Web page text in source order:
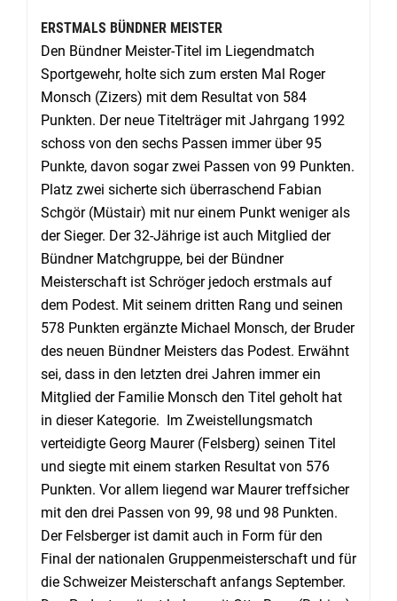
ERSTMALS BÜNDNER MEISTER
Den Bündner Meister-Titel im Liegendmatch
Sportgewehr, holte sich zum ersten Mal Roger
Monsch (Zizers) mit dem Resultat von 584
Punkten. Der neue Titelträger mit Jahrgang 1992
schoss von den sechs Passen immer über 95
Punkte, davon sogar zwei Passen von 99 Punkten.
Platz zwei sicherte sich überraschend Fabian
Schgör (Müstair) mit nur einem Punkt weniger als
der Sieger. Der 32-Jährige ist auch Mitglied der
Bündner Matchgruppe, bei der Bündner
Meisterschaft ist Schröger jedoch erstmals auf
dem Podest. Mit seinem dritten Rang und seinen
578 Punkten ergänzte Michael Monsch, der Bruder
des neuen Bündner Meisters das Podest. Erwähnt
sei, dass in den letzten drei Jahren immer ein
Mitglied der Familie Monsch den Titel geholt hat
in dieser Kategorie. Im Zweistellungsmatch
verteidigte Georg Maurer (Felsberg) seinen Titel
und siegte mit einem starken Resultat von 576
Punkten. Vor allem liegend war Maurer treffsicher
mit den drei Passen von 99, 98 und 98 Punkten.
Der Felsberger ist damit auch in Form für den
Final der nationalen Gruppenmeisterschaft und für
die Schweizer Meisterschaft anfangs September.